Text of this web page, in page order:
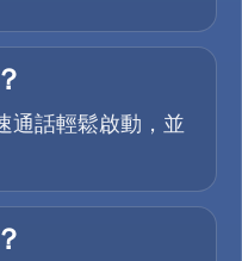
通話輕鬆啟動，並